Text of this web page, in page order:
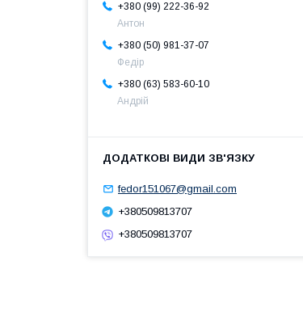
+380 (99) 222-36-92
Антон
+380 (50) 981-37-07
Федір
+380 (63) 583-60-10
Андрій
fedor151067@gmail.com
+380509813707
+380509813707